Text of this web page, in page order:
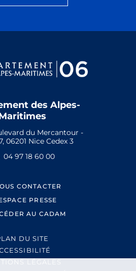
des Alpes-
du Mercantour -
06201 Nice Cedex 3
04 97 18 60 00
CONTACTER
PRESSE
AU CADAM
DU SITE
LÉGALES